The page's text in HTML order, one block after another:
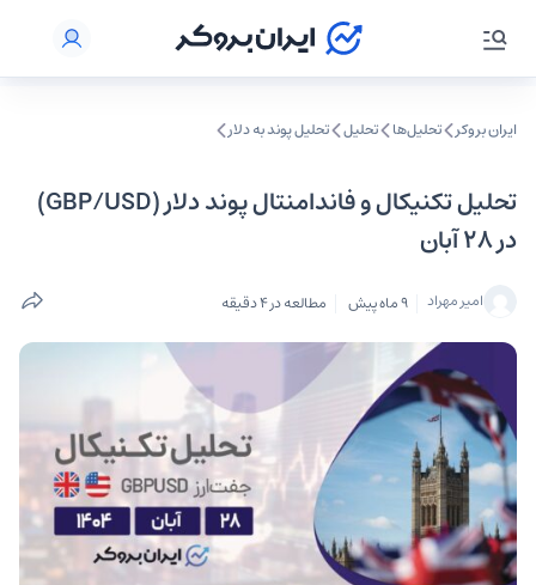
ایران بروکر تحلیل‌ها تحلیل‌ تحلیل پوند به دلار
تحلیل تکنیکال و فاندامنتال پوند دلار (GBP/USD)
در ۲۸ آبان
امیر مهراد 9 ماه پیش مطالعه در 4 دقیقه